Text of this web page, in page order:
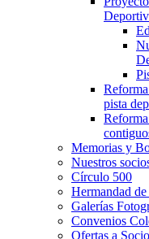
pista
Memorias y
Nuestros
Círculo 500
Hermandad
Galerías
Convenios
Ofertas a